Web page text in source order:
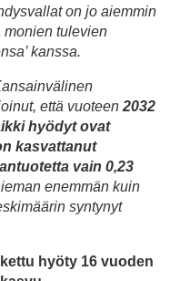
on jo aiemmin
monien tulevien
kanssa.
että vuoteen 2032
hyödyt ovat
kasvattanut
vain 0,23
enemmän kuin
syntynyt
hyöty 16 vuoden